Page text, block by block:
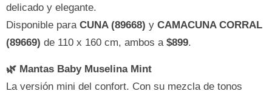
delicado y elegante.
Disponible para CUNA (89668) y CAMACUNA CORRAL
(89669) de 110 x 160 cm, ambos a $899.
🌿 Mantas Baby Muselina Mint
La versión mini del confort. Con su mezcla de tonos